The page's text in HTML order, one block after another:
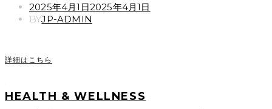
POSTED
ON
2025年4月1日2025年4月1日
BYJP-ADMIN
詳細はこちら
HEALTH & WELLNESS